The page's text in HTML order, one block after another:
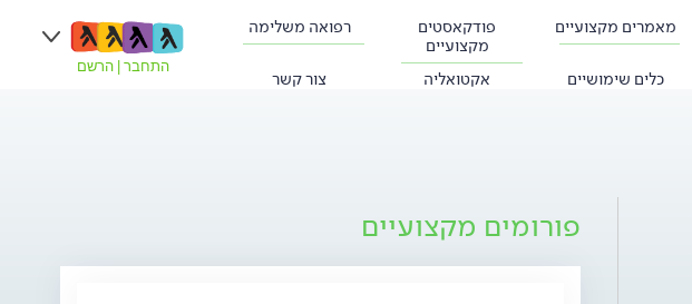
מאמרים מקצועיים
פודקאסטים
מקצועיים
רפואה משלימה
כלים שימושיים אקטואליה צור קשר
התחבר הרשם
פורומים מקצועיים